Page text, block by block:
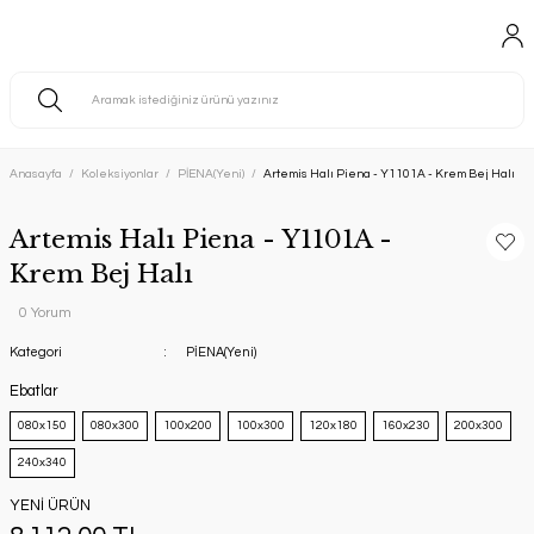
Anasayfa Koleksiyonlar PİENA(Yeni) Artemis Halı Piena - Y1101A - Krem Bej Halı
Artemis Halı Piena - Y1101A -
Krem Bej Halı
0 Yorum
Kategori PİENA(Yeni)
Ebatlar
080x150 080x300 100x200 100x300 120x180 160x230 200x300
240x340
YENİ ÜRÜN